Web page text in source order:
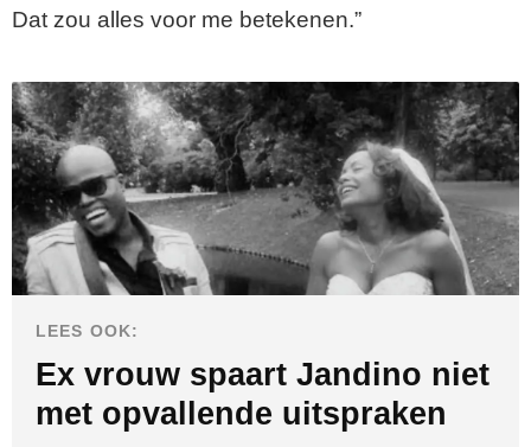
Dat zou alles voor me betekenen.”
LEES OOK:
Ex vrouw spaart Jandino niet
met opvallende uitspraken